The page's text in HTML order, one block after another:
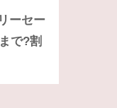
ーセー
で?割